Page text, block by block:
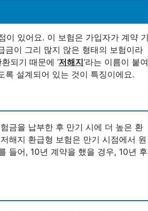
이 있어요. 이 보험은 가입자가 계약 기
금이 그리 많지 않은 형태의 보험이라
되기 때문에 ‘저해지 ‘라는 이름이 붙여
록 설계되어 있는 것이 특징이에요.
금을 납부한 후 만기 시에 더 높은 환
해지 환급형 보험은 만기 시점에서 원
들어, 10년 계약을 했을 경우, 10년 후